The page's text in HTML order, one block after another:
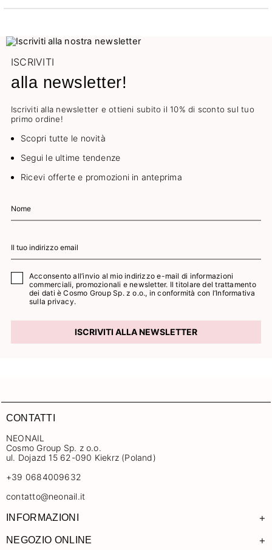
ISCRIVITI
alla newsletter!
Iscriviti alla newsletter e ottieni subito il 10% di sconto sul tuo
primo ordine!
Scopri tutte le novità
Segui le ultime tendenze
Ricevi offerte e promozioni in anteprima
Acconsento all’invio al mio indirizzo e-mail di informazioni
commerciali, promozionali e newsletter. Il titolare del trattamento
dei dati è Cosmo Group Sp. z o.o., in conformità con l’Informativa
sulla privacy.
ISCRIVITI ALLA NEWSLETTER
CONTATTI
NEONAIL
Cosmo Group Sp. z o.o.
ul. Dojazd 15 62-090 Kiekrz (Poland)
+39 0684009632
contatto@neonail.it
INFORMAZIONI +
NEGOZIO ONLINE +